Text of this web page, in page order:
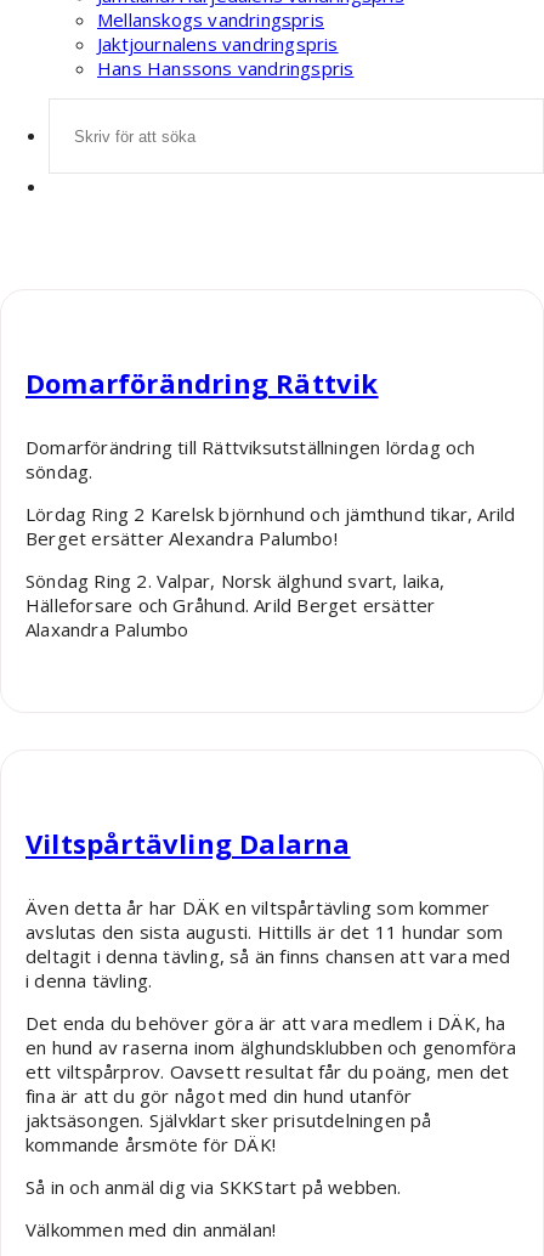
Mellanskogs vandringspris
Jaktjournalens vandringspris
Hans Hanssons vandringspris
efter:
Domarförändring Rättvik
Domarförändring till Rättviksutställningen lördag och
söndag.
Lördag Ring 2 Karelsk björnhund och jämthund tikar, Arild
Berget ersätter Alexandra Palumbo!
Söndag Ring 2. Valpar, Norsk älghund svart, laika,
Hälleforsare och Gråhund. Arild Berget ersätter
Alaxandra Palumbo
Viltspårtävling Dalarna
Även detta år har DÄK en viltspårtävling som kommer
avslutas den sista augusti. Hittills är det 11 hundar som
deltagit i denna tävling, så än finns chansen att vara med
i denna tävling.
Det enda du behöver göra är att vara medlem i DÄK, ha
en hund av raserna inom älghundsklubben och genomföra
ett viltspårprov. Oavsett resultat får du poäng, men det
fina är att du gör något med din hund utanför
jaktsäsongen. Självklart sker prisutdelningen på
kommande årsmöte för DÄK!
Så in och anmäl dig via SKKStart på webben.
Välkommen med din anmälan!